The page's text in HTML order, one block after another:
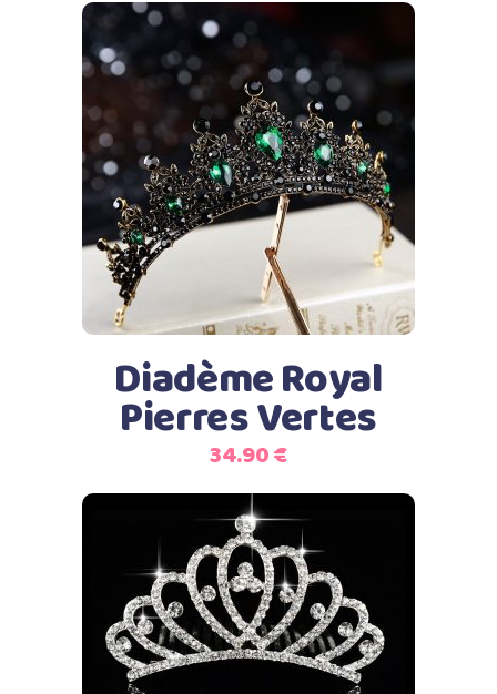
Ajouter au panier
Diadème Royal
Pierres Vertes
34.90€
Ajouter au panier